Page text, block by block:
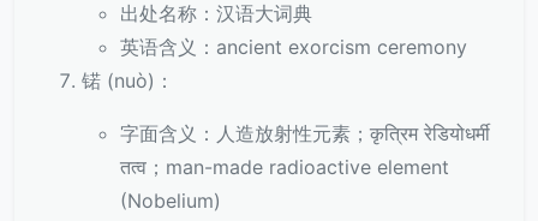
出处名称：汉语大词典
英语含义：ancient exorcism ceremony
锘 (nuò)：
字面含义：人造放射性元素；कृत्रिम रेडियोधर्मी
तत्व；man-made radioactive element
(Nobelium)